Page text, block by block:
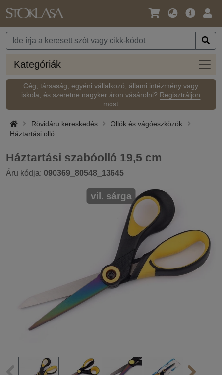
Nyelv
Pénznem
Fő
Kategóriák
Cég, társaság, egyéni vállalkozó, állami intézmény vagy
iskola, és szeretne nagyker áron vásárolni? Regisztráljon
most
Rövidáru kereskedés
Ollók és vágóeszközök
Háztartási olló
Háztartási szabóolló 19,5 cm
Áru kódja: 090369_80548_13645
vil. sárga